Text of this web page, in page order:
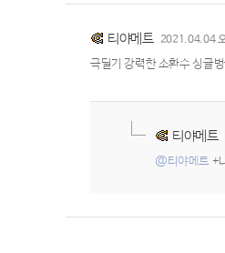
티야메트 2021.04.04
극딜기 강력한 소환수 싱글
티야메트
@티야메트 +